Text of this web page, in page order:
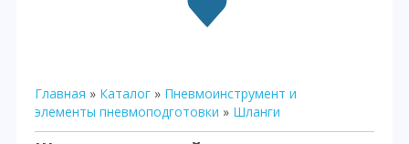
Главная » Каталог » Пневмоинструмент и
элементы пневмоподготовки » Шланги